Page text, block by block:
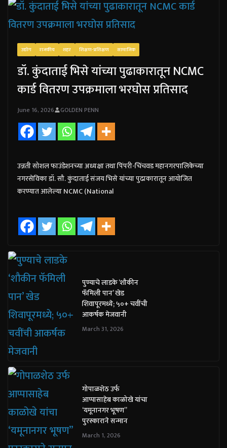
उद्योग राजकीय शहर शिक्षण-प्रशिक्षण सामाजिक
डॉ. कुंदाताई भिसे यांच्या पुढाकारातून NCMC
कार्ड वितरण उपक्रमाला भरघोस प्रतिसाद
June 16, 2026 GOLDEN PENN
उन्नती सोशल फाउंडेशनच्या अध्यक्षा तथा पिंपरी-चिंचवड महानगरपालिकेच्या
नगरसेविका डॉ. सौ. कुंदाताई संजय भिसे यांच्या पुढाकारातून आयोजित
करण्यात आलेल्या NCMC (National
पुण्याचे लाडके ‘शौकीन
फॅमिली पान’ खेड
शिवापूरमध्ये; ५०+ चवींची
आकर्षक मेजवानी
March 31, 2026
गोपाळशेठ उर्फ
आप्पासाहेब काळोखे यांचा
‘यमूनानगर भूषण”
पुरस्काराने सन्मान
March 1, 2026